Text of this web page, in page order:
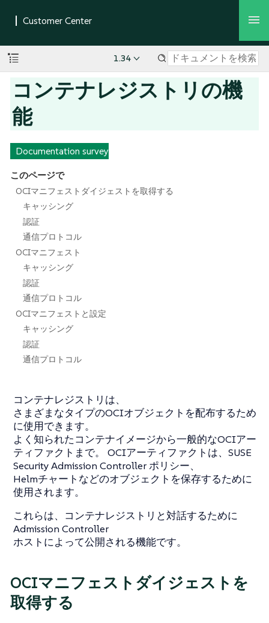
1.34
コンテナレジストリの機
能
Documentation survey
このページで
OCIマニフェストダイジェストを取得する
キャッシング
認証
通信プロトコル
OCIマニフェスト
キャッシング
認証
通信プロトコル
OCIマニフェストと設定
キャッシング
認証
通信プロトコル
コンテナレジストリは、
さまざまなタイプのOCIオブジェクトを配布するため
に使用できます。
よく知られたコンテナイメージから一般的なOCIアー
ティファクトまで。 OCIアーティファクトは、SUSE
Security Admission Controller ポリシー、
Helmチャートなどのオブジェクトを保存するために
使用されます。
これらは、コンテナレジストリと対話するために
Admission Controller
ホストによって公開される機能です。
OCIマニフェストダイジェストを
取得する